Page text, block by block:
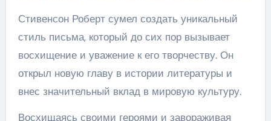
Стивенсон Роберт сумел создать уникальный
стиль письма, который до сих пор вызывает
восхищение и уважение к его творчеству. Он
открыл новую главу в истории литературы и
внес значительный вклад в мировую культуру.
Восхищаясь своими героями и завораживая